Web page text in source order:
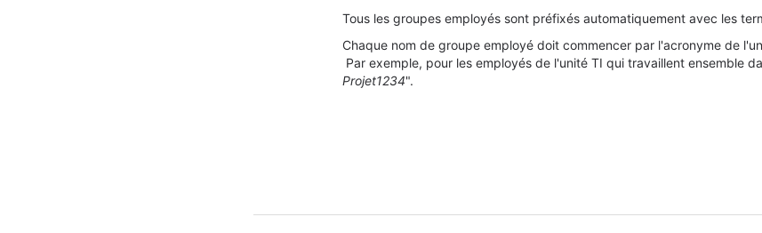
Tous les groupes employés sont préfixés automatiquement avec les
Chaque nom de groupe employé doit commencer par l'acronyme de
Par exemple, pour les employés de l'unité TI qui travaillent ensemble
Projet1234".